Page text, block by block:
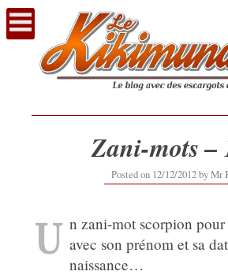
Voir
contenu
Zani-mots –
Posted on 12/12/201212/09/
byMr
U n zani-mot scorpion
avec son prénom et sa
naissance…